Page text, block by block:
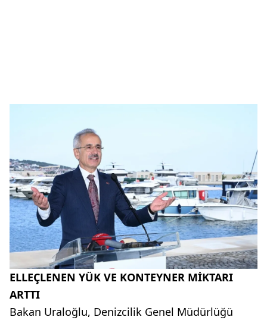
ELLEÇLENEN YÜK VE KONTEYNER MİKTARI
ARTTI
Bakan Uraloğlu, Denizcilik Genel Müdürlüğü